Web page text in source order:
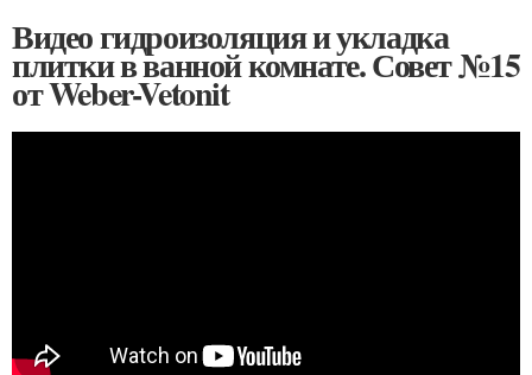
Видео гидроизоляция и укладка
плитки в ванной комнате. Совет №15
от Weber-Vetonit